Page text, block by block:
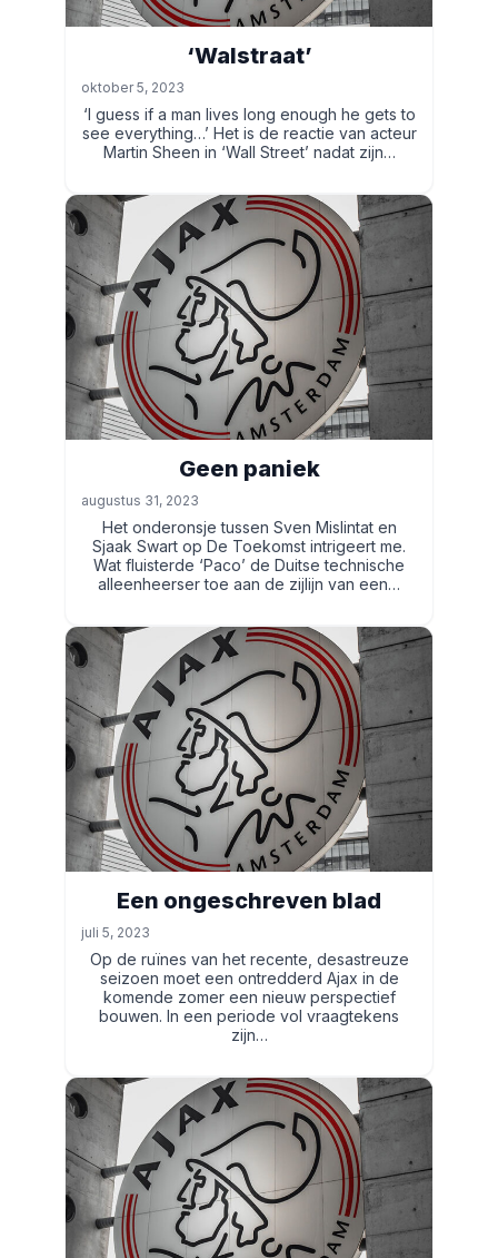
‘Walstraat’
oktober 5, 2023
‘I guess if a man lives long enough he gets to
see everything…’ Het is de reactie van acteur
Martin Sheen in ‘Wall Street’ nadat zijn…
Geen paniek
augustus 31, 2023
Het onderonsje tussen Sven Mislintat en
Sjaak Swart op De Toekomst intrigeert me.
Wat fluisterde ‘Paco’ de Duitse technische
alleenheerser toe aan de zijlijn van een…
Een ongeschreven blad
juli 5, 2023
Op de ruïnes van het recente, desastreuze
seizoen moet een ontredderd Ajax in de
komende zomer een nieuw perspectief
bouwen. In een periode vol vraagtekens
zijn…